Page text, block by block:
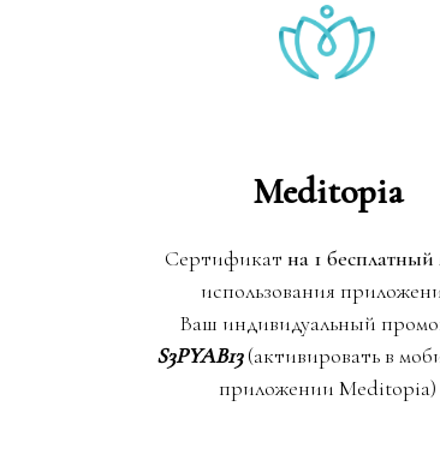
Meditopia
Сертификат на 1 бесплатный
использования
Ваш индивидуальный
S3PYAB13(активировать в
приложении Meditopia)